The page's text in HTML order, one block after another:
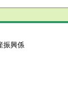
振興係